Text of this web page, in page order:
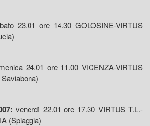
23.01 ore 14.30 GOLOSINE-VIRTUS
24.01 ore 11.00 VICENZA-VIRTUS
venerdì 22.01 ore 17.30 VIRTUS T.L.-
(Spiaggia)